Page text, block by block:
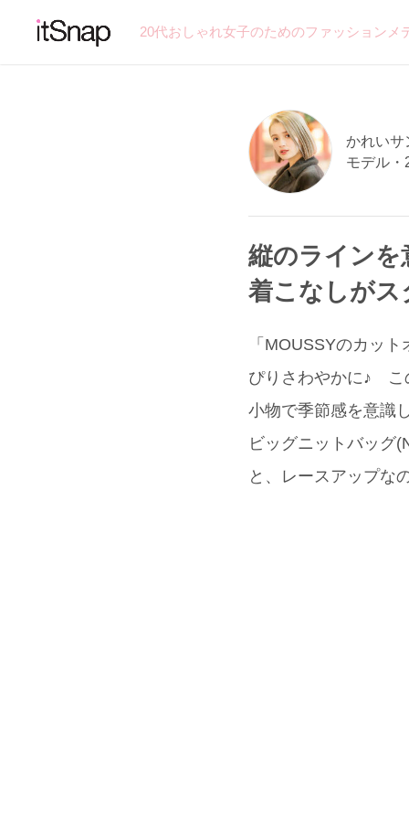
20代おしゃれ女子のためのファッション
かれいサ
モデル・
縦のライン
着こなしが
「MOUSSYのカッ
ぴりさわやかに♪ こ
小物で季節感を意識
ビッグニットバッグ
と、レースアップな